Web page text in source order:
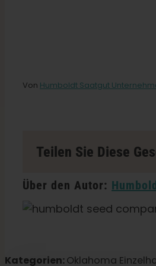
Von Humboldt Saatgut
Teilen Sie Diese
Über den Autor:
Kategorien:Oklahoma